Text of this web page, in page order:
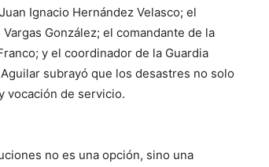
Ignacio Hernández Velasco; el
González; el comandante de la
y el coordinador de la Guardia
subrayó que los desastres no solo
vocación de servicio.
no es una opción, sino una